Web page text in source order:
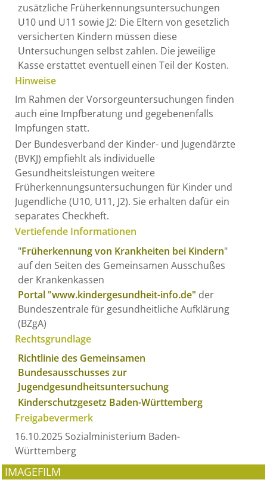
zusätzliche Früherkennungsuntersuchungen
U10 und U11 sowie J2: Die Eltern von gesetzlich
versicherten Kindern müssen diese
Untersuchungen selbst zahlen. Die jeweilige
Kasse erstattet eventuell einen Teil der Kosten.
Hinweise
Im Rahmen der Vorsorgeuntersuchungen finden
auch eine Impfberatung und gegebenenfalls
Impfungen statt.
Der Bundesverband der Kinder- und Jugendärzte
(BVKJ) empfiehlt als individuelle
Gesundheitsleistungen weitere
Früherkennungsuntersuchungen für Kinder und
Jugendliche (U10, U11, J2). Sie erhalten dafür ein
separates Checkheft.
Vertiefende Informationen
"Früherkennung von Krankheiten bei Kindern"
auf den Seiten des Gemeinsamen Ausschußes
der Krankenkassen
Portal "www.kindergesundheit-info.de" der
Bundeszentrale für gesundheitliche Aufklärung
(BZgA)
Rechtsgrundlage
Richtlinie des Gemeinsamen
Bundesausschusses zur
Jugendgesundheitsuntersuchung
Kinderschutzgesetz Baden-Württemberg
Freigabevermerk
16.10.2025 Sozialministerium Baden-
Württemberg
IMAGEFILM